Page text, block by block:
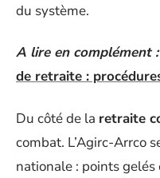
du système.
A lire en complément :
de retraite :
Du côté de la retraite
combat. L’Agirc-Arrco
nationale : points